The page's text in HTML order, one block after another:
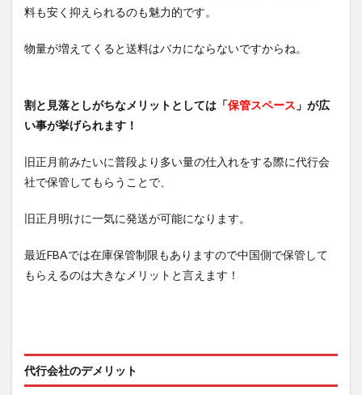
料も安く抑えられるのも魅力的です。
物量が増えてくると送料はバカにならないですからね。
割と見落としがちなメリットとしては「保管スペース 」が広
い事が挙げられます！
旧正月前みたいに普段より多い量の仕入れをする際に代行会
社で保管してもらうことで、
旧正月明けに一気に発送が可能になります。
最近FBAでは在庫保管制限もありますので中国側で保管して
もらえるのは大きなメリットと言えます！
代行会社のデメリット